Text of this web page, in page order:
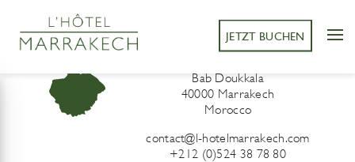
JETZT BUCHEN
L’Hôtel Marrakech
Bab Doukkala
40000 Marrakech
Morocco
contact@l-hotelmarrakech.com
+212 (0)524 38 78 80